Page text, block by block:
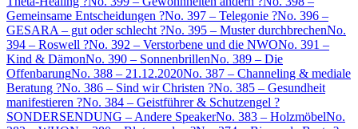
Gemeinsame Entscheidungen ?No. 397 – Telegonie ?No. 396 –
GESARA – gut oder schlecht ?No. 395 – Muster durchbrechenNo.
394 – Roswell ?No. 392 – Verstorbene und die NWONo. 391 –
Kind & DämonNo. 390 – SonnenbrillenNo. 389 – Die
OffenbarungNo. 388 – 21.12.2020No. 387 – Channeling & mediale
Beratung ?No. 386 – Sind wir Christen ?No. 385 – Gesundheit
manifestieren ?No. 384 – Geistführer & Schutzengel ?
SONDERSENDUNG – Andere SpeakerNo. 383 – HolzmöbelNo.